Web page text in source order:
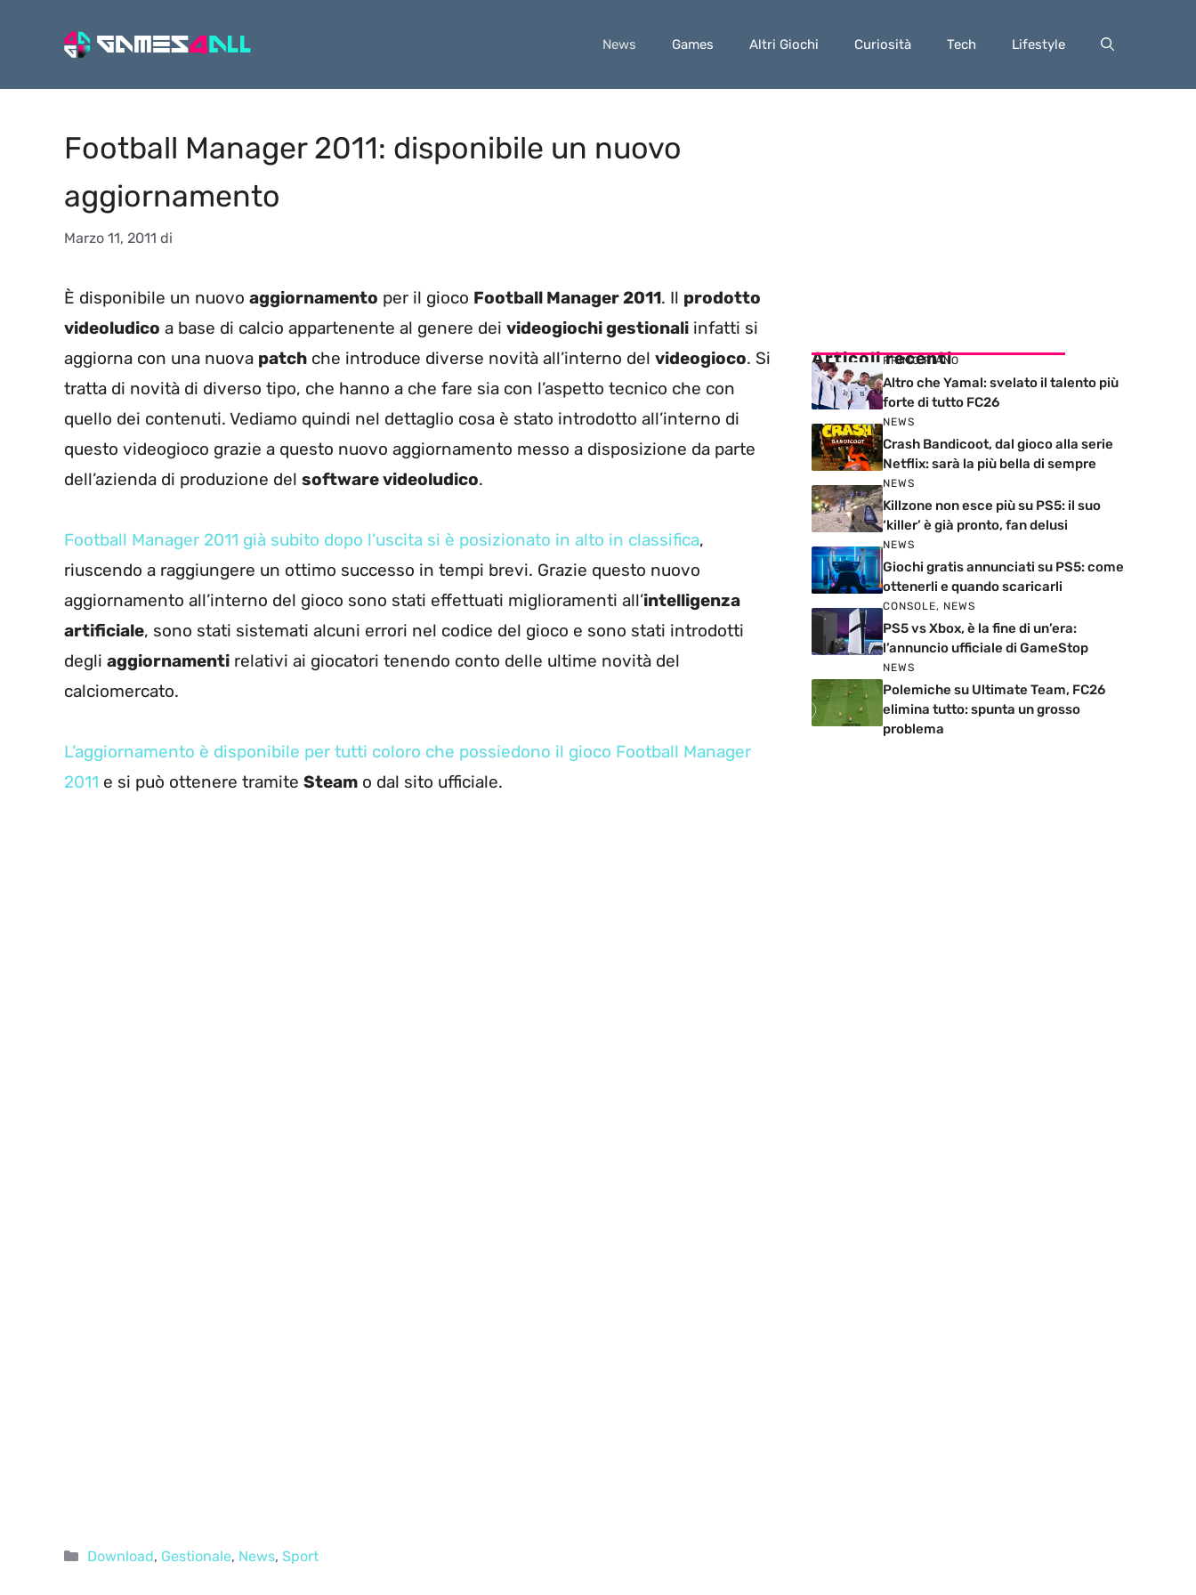
News Games Altri Giochi Curiosità Tech Lifestyle
Football Manager 2011: disponibile un nuovo
aggiornamento
Marzo 11, 2011 di
È disponibile un nuovo aggiornamento per il gioco Football Manager 2011. Il prodotto
videoludico a base di calcio appartenente al genere dei videogiochi gestionali infatti si
aggiorna con una nuova patch che introduce diverse novità all’interno del videogioco. Si
tratta di novità di diverso tipo, che hanno a che fare sia con l’aspetto tecnico che con
quello dei contenuti. Vediamo quindi nel dettaglio cosa è stato introdotto all’interno di
questo videogioco grazie a questo nuovo aggiornamento messo a disposizione da parte
dell’azienda di produzione del software videoludico.
Football Manager 2011 già subito dopo l’uscita si è posizionato in alto in classifica,
riuscendo a raggiungere un ottimo successo in tempi brevi. Grazie questo nuovo
aggiornamento all’interno del gioco sono stati effettuati miglioramenti all’intelligenza
artificiale, sono stati sistemati alcuni errori nel codice del gioco e sono stati introdotti
degli aggiornamenti relativi ai giocatori tenendo conto delle ultime novità del
calciomercato.
L’aggiornamento è disponibile per tutti coloro che possiedono il gioco Football Manager
2011 e si può ottenere tramite Steam o dal sito ufficiale.
Categorie
Download, Gestionale, News, Sport
Articoli recenti
PRIMO PIANO
Altro che Yamal: svelato il talento più
forte di tutto FC26
NEWS
Crash Bandicoot, dal gioco alla serie
Netflix: sarà la più bella di sempre
NEWS
Killzone non esce più su PS5: il suo
‘killer’ è già pronto, fan delusi
NEWS
Giochi gratis annunciati su PS5: come
ottenerli e quando scaricarli
CONSOLE, NEWS
PS5 vs Xbox, è la fine di un’era:
l’annuncio ufficiale di GameStop
NEWS
Polemiche su Ultimate Team, FC26
elimina tutto: spunta un grosso
problema